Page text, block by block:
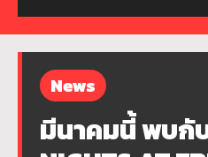
News
มีนาคมนี้ พบกั